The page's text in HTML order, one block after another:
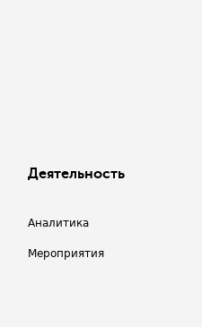
Деятельность
Аналитика
Мероприятия